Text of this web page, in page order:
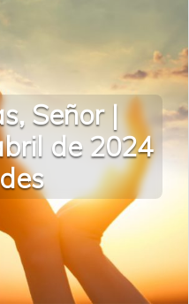
Señor |
de 2024